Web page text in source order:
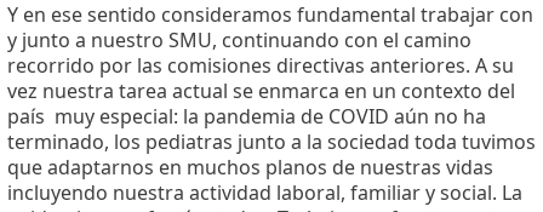
Y en ese sentido consideramos fundamental trabajar con
y junto a nuestro SMU, continuando con el camino
recorrido por las comisiones directivas anteriores. A su
vez nuestra tarea actual se enmarca en un contexto del
país muy especial: la pandemia de COVID aún no ha
terminado, los pediatras junto a la sociedad toda tuvimos
que adaptarnos en muchos planos de nuestras vidas
incluyendo nuestra actividad laboral, familiar y social. La